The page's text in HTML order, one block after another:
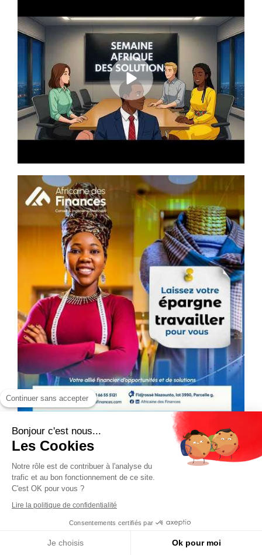
Continuer sans accepter
Bonjour c'est nous...
Les Cookies
Notre rôle est de contribuer à l'analyse du
trafic et au bon fonctionnement de ce site.
C'est OK pour vous ?
Lire la politique de confidentialité
Consentements certifiés par
Je choisis Ok pour moi